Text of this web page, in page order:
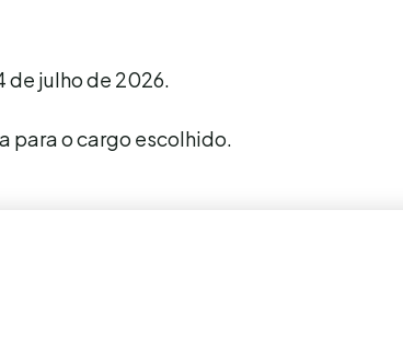
de julho de 2026.
para o cargo escolhido.